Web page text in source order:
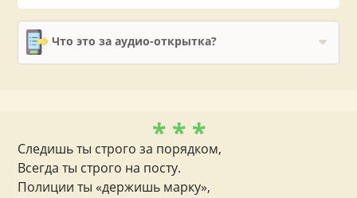
Что это за аудио-открытка?
* * *
Следишь ты строго за порядком,
Всегда ты строго на посту.
Полиции ты «держишь марку»,